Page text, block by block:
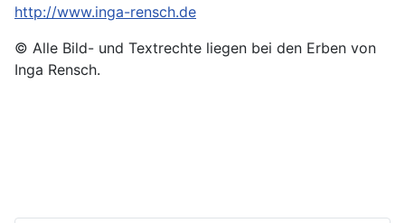
http://www.inga-rensch.de
© Alle Bild- und Textrechte liegen bei den Erben von
Inga Rensch.